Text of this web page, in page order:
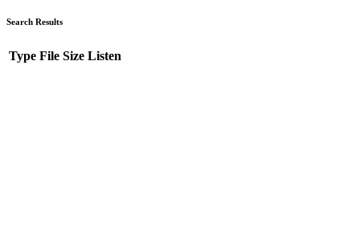
Search Results
Type File Size Listen